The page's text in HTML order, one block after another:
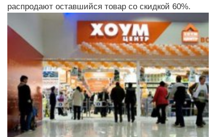
распродают оставшийся товар со скидкой 60%.